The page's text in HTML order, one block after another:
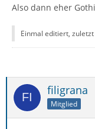
Also dann eher
Einmal editiert,
filigrana
Mitglied